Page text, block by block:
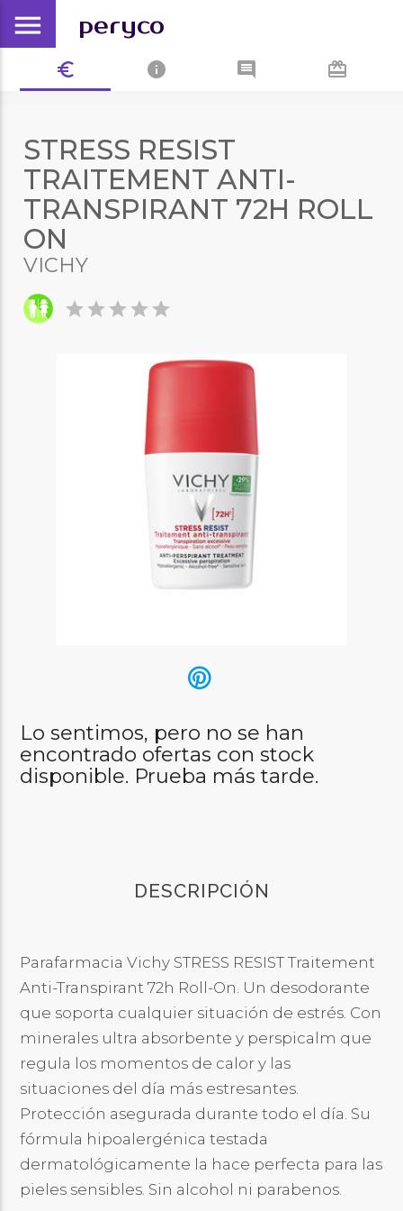
menu peryco
euro_symbol info comment card_giftcard
STRESS RESIST
TRAITEMENT ANTI-
TRANSPIRANT 72H ROLL
ON
VICHY
starstarstarstarstar
Lo sentimos, pero no se han
encontrado ofertas con stock
disponible. Prueba más tarde.
DESCRIPCIÓN
Parafarmacia Vichy STRESS RESIST Traitement
Anti-Transpirant 72h Roll-On. Un desodorante
que soporta cualquier situación de estrés. Con
minerales ultra absorbente y perspicalm que
regula los momentos de calor y las
situaciones del día más estresantes.
Protección asegurada durante todo el día. Su
fórmula hipoalergénica testada
dermatológicamente la hace perfecta para las
pieles sensibles. Sin alcohol ni parabenos.